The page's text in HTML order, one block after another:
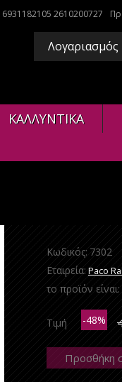
6931182105 2610200727
Λογαριασμός
ΚΑΛΛΥΝΤΙΚΑ
Κωδικός: 7302
Εταιρεία: Paco
το προϊόν είναι:
Τιμή -48%
Προσθήκη